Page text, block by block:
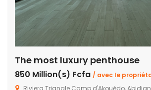
The most luxury penthouse
850 Million(s) Fcfa / avec le
Riviera Triangle Camp d'Akouédo,